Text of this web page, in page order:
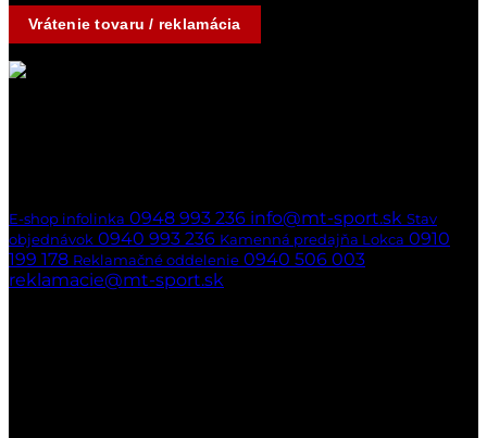
Vrátenie tovaru / reklamácia
E-shop infolinka 0948 993 236 info@mt-sport.sk Stav
objednávok 0940 993 236 Kamenná predajňa Lokca 0910
199 178 Reklamačné oddelenie 0940 506 003
reklamacie@mt-sport.sk